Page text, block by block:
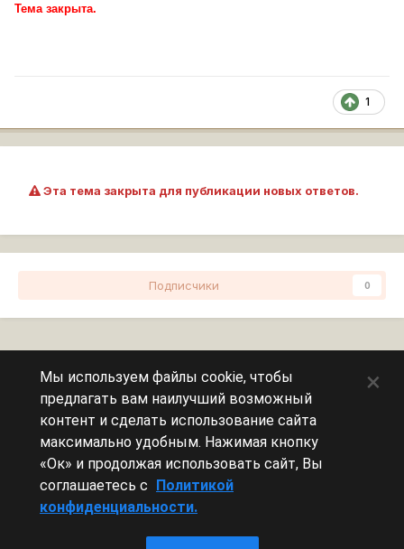
Тема закрыта.
1
Эта тема закрыта для публикации новых ответов.
Подписчики 0
Сейчас на странице
Эту страницу никто не просматривает.
Мы используем файлы cookie, чтобы
предлагать вам наилучший возможный
контент и сделать использование сайта
максимально удобным. Нажимая кнопку
«Ок» и продолжая использовать сайт, Вы
соглашаетесь с Политикой
конфиденциальности.
×